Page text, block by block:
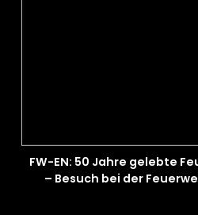
FW-EN: 50 Jahre gelebte
– Besuch bei der